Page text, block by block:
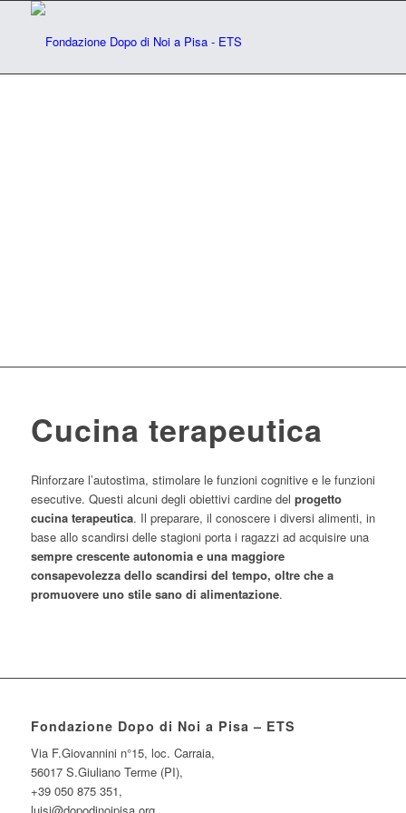
Cucina terapeutica
Rinforzare l’autostima, stimolare le funzioni cognitive e le funzioni
esecutive. Questi alcuni degli obiettivi cardine del progetto
cucina terapeutica. Il preparare, il conoscere i diversi alimenti, in
base allo scandirsi delle stagioni porta i ragazzi ad acquisire una
sempre crescente autonomia e una maggiore
consapevolezza dello scandirsi del tempo, oltre che a
promuovere uno stile sano di alimentazione.
Fondazione Dopo di Noi a Pisa – ETS
Via F.Giovannini n°15, loc. Carraia,
56017 S.Giuliano Terme (PI),
+39 050 875 351,